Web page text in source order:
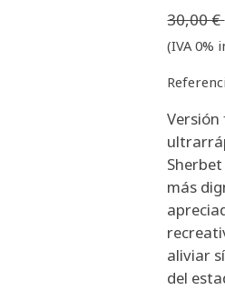
30,00 €
(IVA 0%
más
aliviar
del